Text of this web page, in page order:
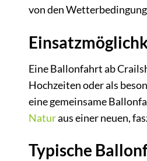
von den
Eine Ballonfahrt ab
Hochzeiten oder als
eine gemeinsame
Naturaus einer neuen,
Typische